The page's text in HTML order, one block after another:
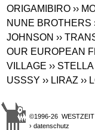
ORIGAMIBIRO ››
NUNE BROTHERS
JOHNSON ››
OUR EUROPEAN
VILLAGE ››
USSSY ›› LIRAZ ››
©1996-26
› datenschutz